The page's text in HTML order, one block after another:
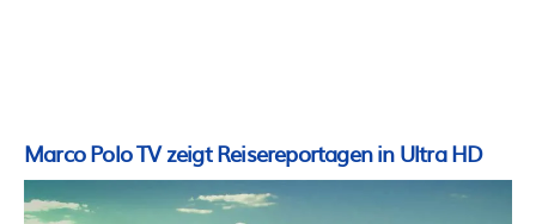
Marco Polo TV zeigt Reisereportagen in Ultra HD